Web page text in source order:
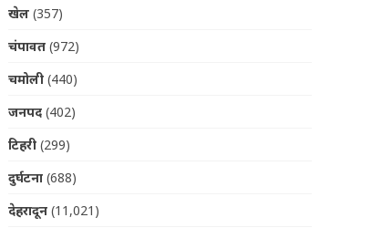
खेल(357)
चंपावत(972)
चमोली(440)
जनपद(402)
टिहरी(299)
दुर्घटना(688)
देहरादून(11,021)